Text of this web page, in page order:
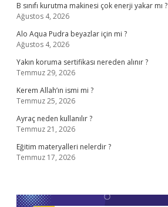
B sınıfı kurutma makinesi çok enerji yakar mı ?
Ağustos 4, 2026
Alo Aqua Pudra beyazlar için mi ?
Ağustos 4, 2026
Yakın koruma sertifikası nereden alınır ?
Temmuz 29, 2026
Kerem Allah’ın ismi mi ?
Temmuz 25, 2026
Ayraç neden kullanılır ?
Temmuz 21, 2026
Eğitim materyalleri nelerdir ?
Temmuz 17, 2026